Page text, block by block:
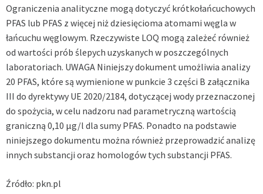
Ograniczenia analityczne mogą dotyczyć krótkołańcuchowych
PFAS lub PFAS z więcej niż dziesięcioma atomami węgla w
łańcuchu węglowym. Rzeczywiste LOQ mogą zależeć również
od wartości prób ślepych uzyskanych w poszczególnych
laboratoriach. UWAGA Niniejszy dokument umożliwia analizy
20 PFAS, które są wymienione w punkcie 3 części B załącznika
III do dyrektywy UE 2020/2184, dotyczącej wody przeznaczonej
do spożycia, w celu nadzoru nad parametryczną wartością
graniczną 0,10 μg/l dla sumy PFAS. Ponadto na podstawie
niniejszego dokumentu można również przeprowadzić analizę
innych substancji oraz homologów tych substancji PFAS.
Źródło: pkn.pl